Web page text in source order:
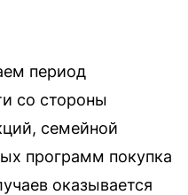
период
со стороны
семейной
программ покупка
оказывается